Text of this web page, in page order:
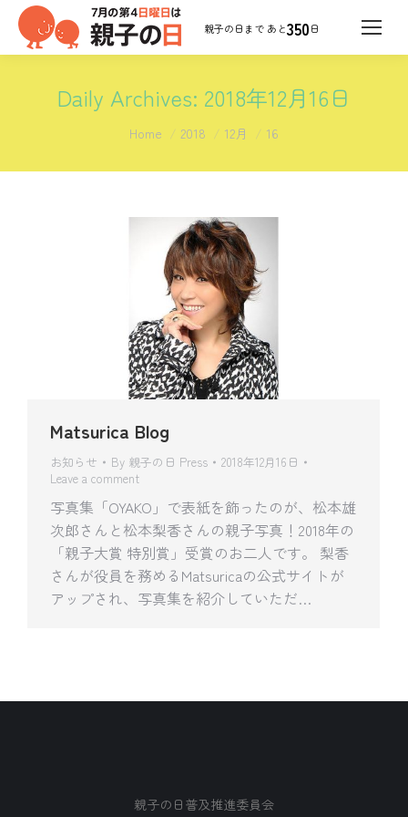
350日
Daily Archives: 2018年12月16日
You are here:
Home 2018 12月 16
Matsurica Blog
お知らせ By 親子の日 Press
2018年12月16日
Leave a comment
写真集「OYAKO」で表紙を飾ったのが、松本雄
次郎さんと松本梨香さんの親子写真！2018年の
「親子大賞 特別賞」受賞のお二人です。 梨香
さんが役員を務めるMatsuricaの公式サイトが
アップされ、写真集を紹介していただ…
親子の日普及推進委員会